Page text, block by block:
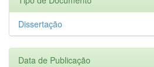
Dissertação
Data de Publicação